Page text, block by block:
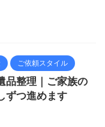
ご依頼スタイル
品整理｜ご家族の
ずつ進めます